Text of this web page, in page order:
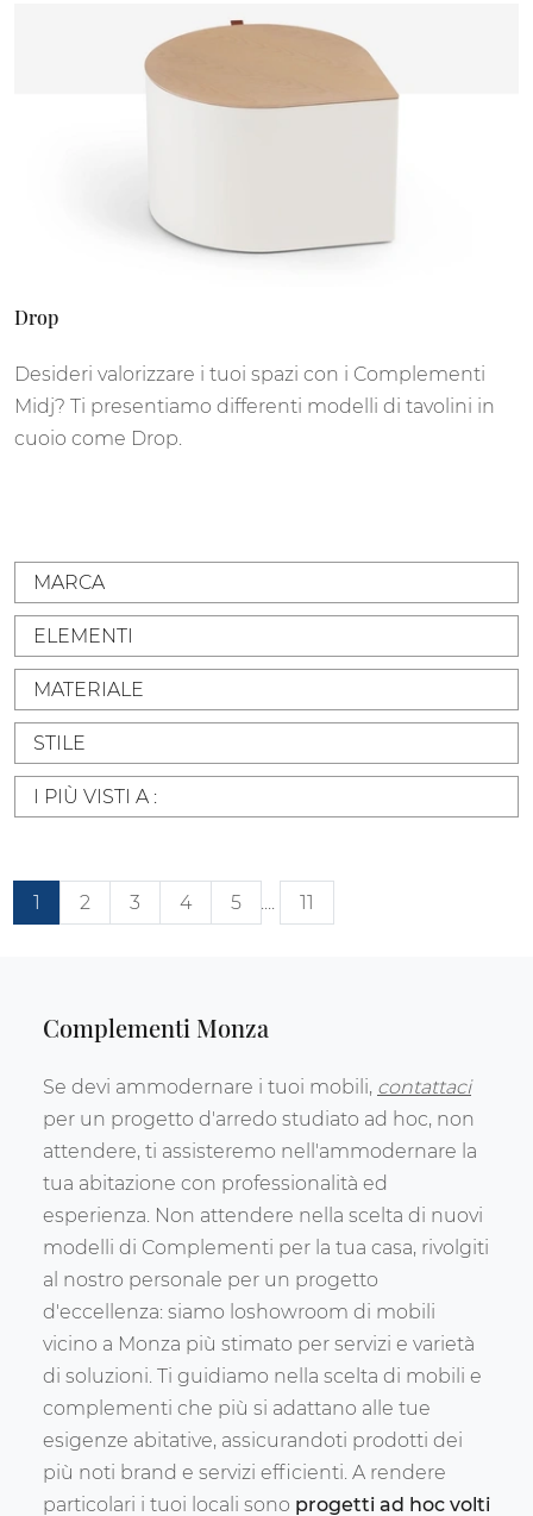
Drop
Desideri valorizzare i tuoi spazi con i Complementi
Midj? Ti presentiamo differenti modelli di tavolini in
cuoio come Drop.
MARCA
ELEMENTI
MATERIALE
STILE
I PIÙ VISTI A :
1 2 3 4 5 .... 11
Complementi Monza
Se devi ammodernare i tuoi mobili, contattaci
per un progetto d'arredo studiato ad hoc, non
attendere, ti assisteremo nell'ammodernare la
tua abitazione con professionalità ed
esperienza. Non attendere nella scelta di nuovi
modelli di Complementi per la tua casa, rivolgiti
al nostro personale per un progetto
d'eccellenza: siamo loshowroom di mobili
vicino a Monza più stimato per servizi e varietà
di soluzioni. Ti guidiamo nella scelta di mobili e
complementi che più si adattano alle tue
esigenze abitative, assicurandoti prodotti dei
più noti brand e servizi efficienti. A rendere
particolari i tuoi locali sono progetti ad hoc volti